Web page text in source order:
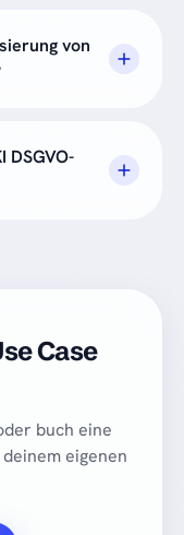
von
DSGVO-
Case
buch eine
eigenen